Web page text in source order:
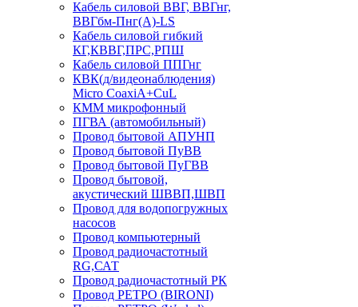
Кабель силовой ВВГ, ВВГнг,
ВВГбм-Пнг(А)-LS
Кабель силовой гибкий
КГ,КВВГ,ПРС,РПШ
Кабель силовой ППГнг
КВК(д/видеонаблюдения)
Micro CoaxiA+CuL
КММ микрофонный
ПГВА (автомобильный)
Провод бытовой АПУНП
Провод бытовой ПуВВ
Провод бытовой ПуГВВ
Провод бытовой,
акустический ШВВП,ШВП
Провод для водопогружных
насосов
Провод компьютерный
Провод радиочастотный
RG,САТ
Провод радиочастотный РК
Провод РЕТРО (BIRONI)